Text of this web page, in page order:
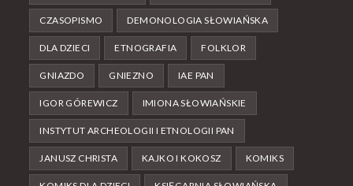
CZASOPISMO DEMONOLOGIA SŁOWIAŃSKA
DLA DZIECI ETNOGRAFIA FOLKLOR
GNIAZDO GNIEZNO IAE PAN
IGOR GÓREWICZ IMIONA SŁOWIAŃSKIE
INSTYTUT ARCHEOLOGII I ETNOLOGII PAN
JANUSZ CHRISTA KAJKO I KOKOSZ KOMIKS